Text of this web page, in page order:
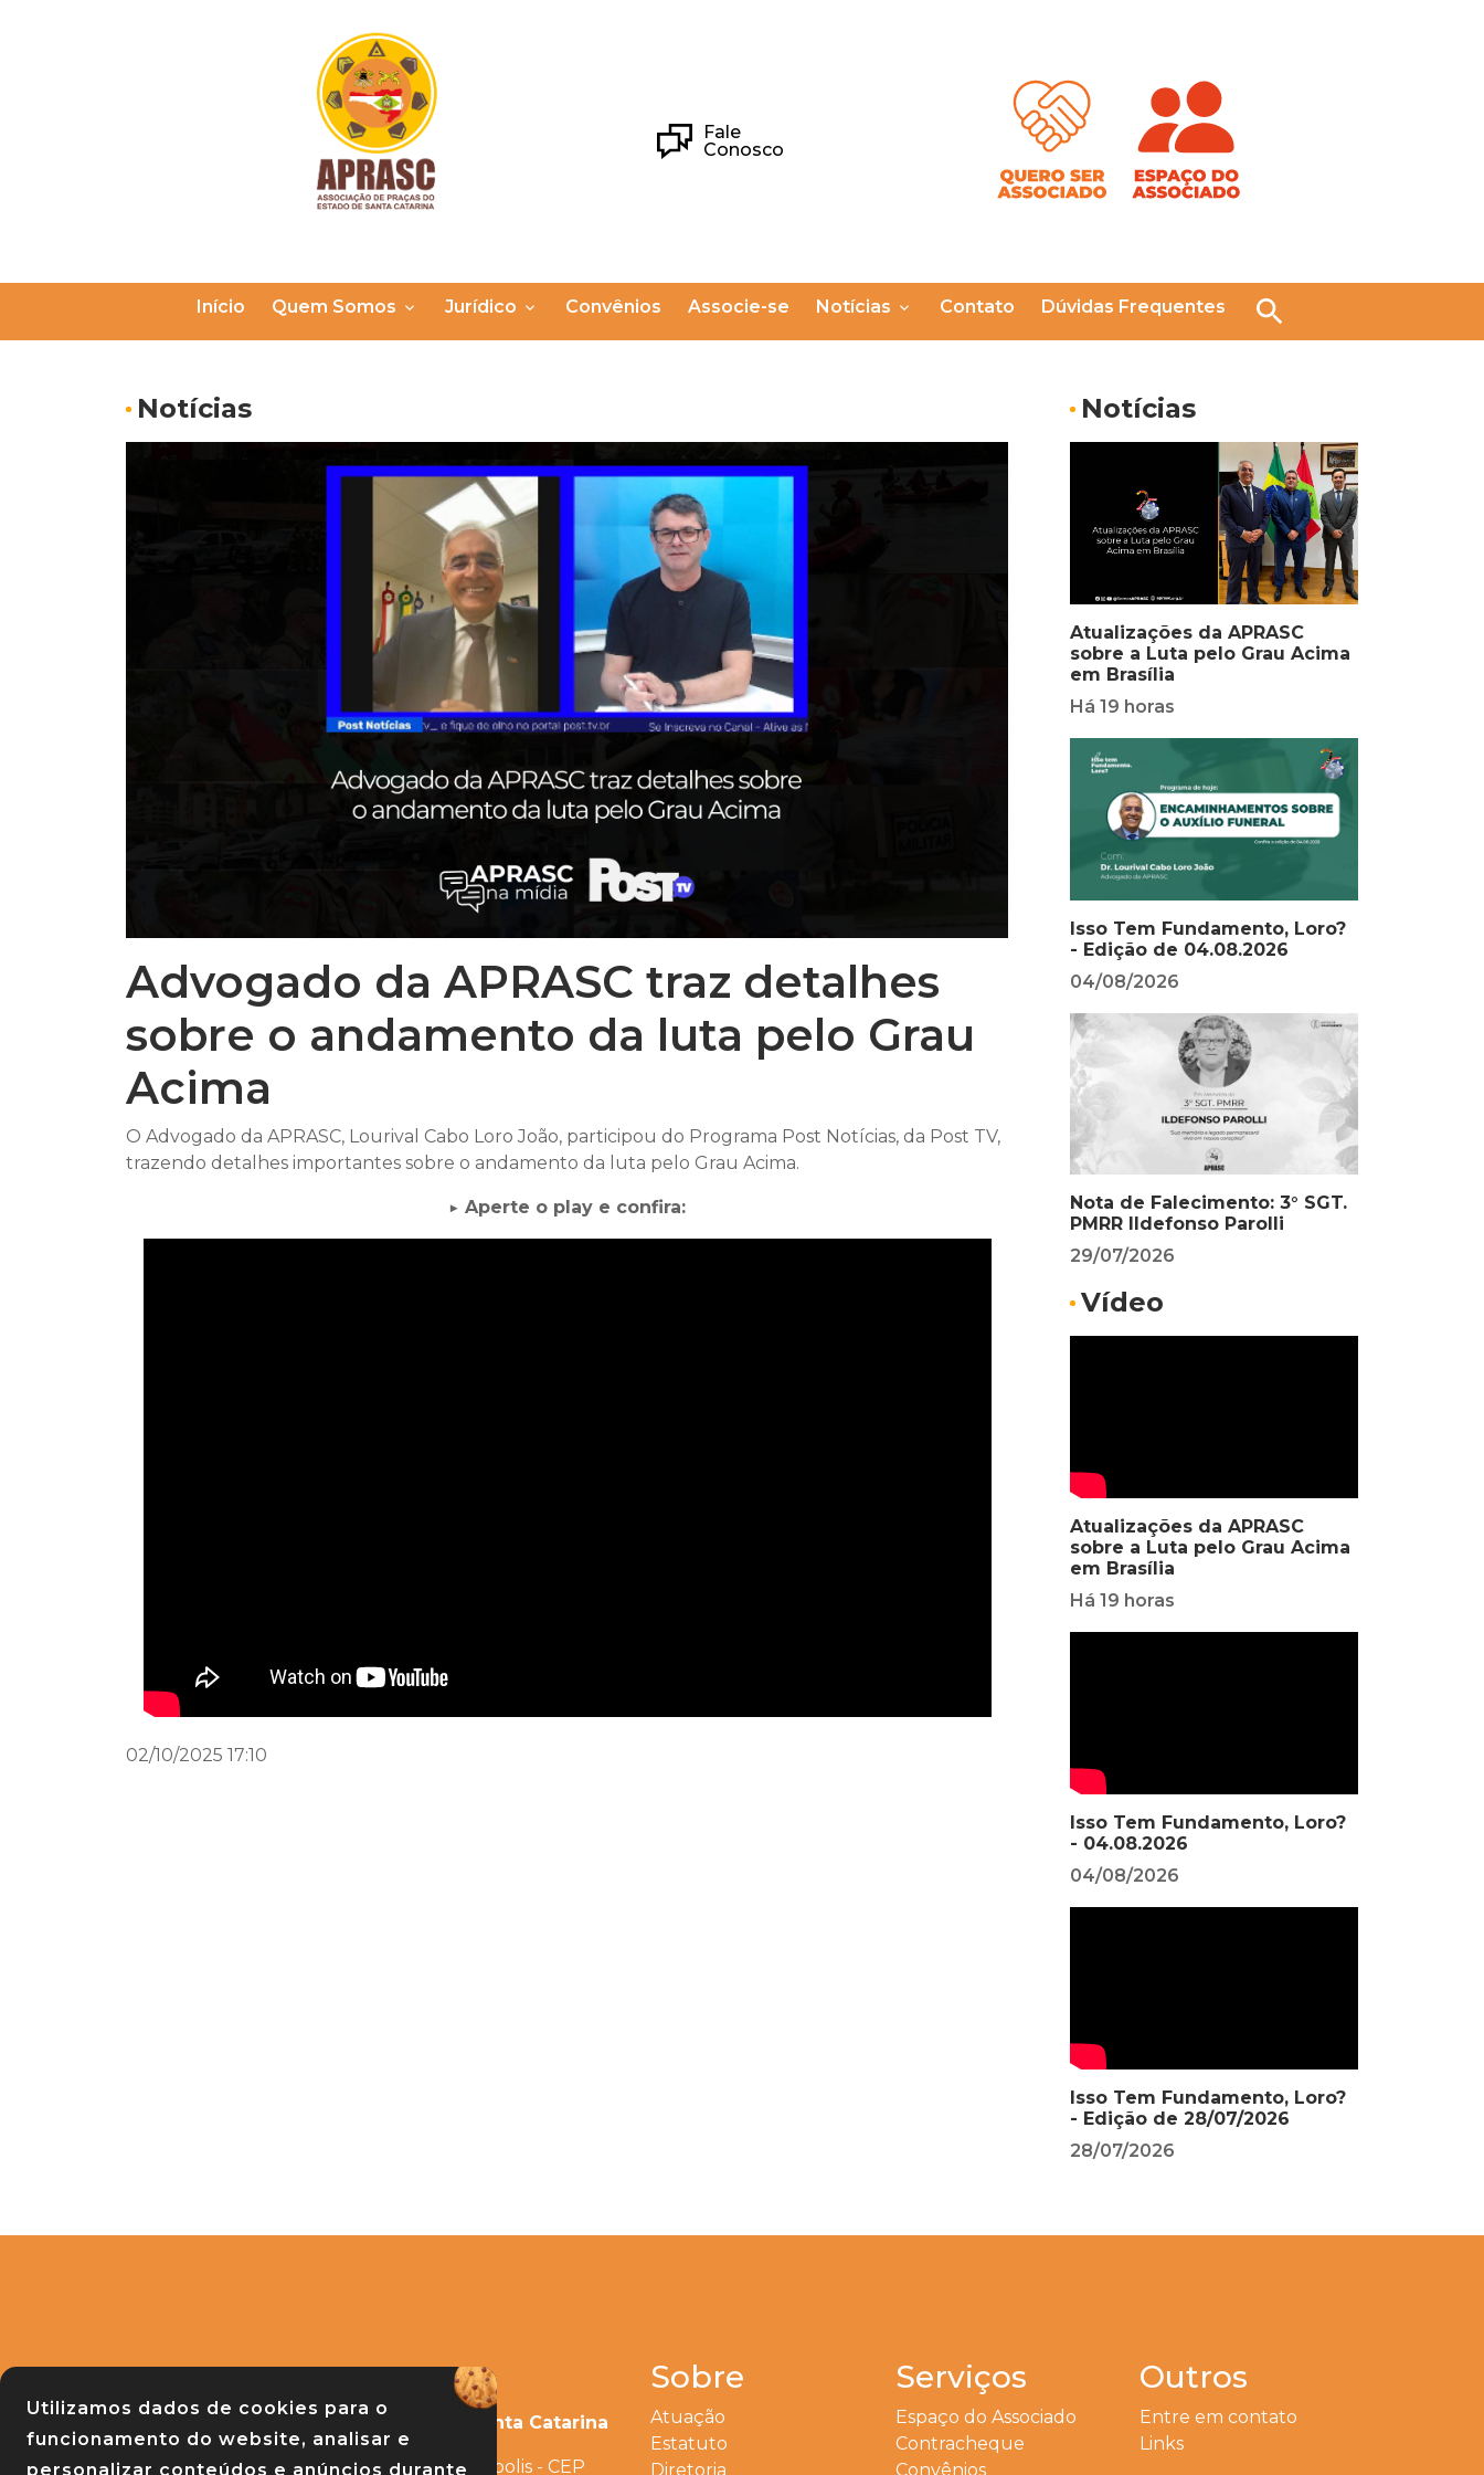
Fale
Conosco
Pesquisar
Início Quem Somos Jurídico Convênios Associe-se Notícias Contato Dúvidas Frequentes
Notícias
Advogado da APRASC traz detalhes
sobre o andamento da luta pelo Grau
Acima
O Advogado da APRASC, Lourival Cabo Loro João, participou do Programa Post Notícias, da Post TV,
trazendo detalhes importantes sobre o andamento da luta pelo Grau Acima.
▶️ Aperte o play e confira:
02/10/2025 17:10
Notícias
Atualizações da APRASC
sobre a Luta pelo Grau Acima
em Brasília
Há 19 horas
Isso Tem Fundamento, Loro?
- Edição de 04.08.2026
04/08/2026
Nota de Falecimento: 3° SGT.
PMRR Ildefonso Parolli
29/07/2026
Vídeo
Atualizações da APRASC
sobre a Luta pelo Grau Acima
em Brasília
Há 19 horas
Isso Tem Fundamento, Loro?
- 04.08.2026
04/08/2026
Isso Tem Fundamento, Loro?
- Edição de 28/07/2026
28/07/2026
Utilizamos dados de cookies para o
funcionamento do website, analisar e
personalizar conteúdos e anúncios durante
APRASC
Associação de Praças do Estado de Santa Catarina
Rua Raul Machado 139 - Centro - Florianópolis - CEP
Sobre
Atuação
Estatuto
Diretoria
Serviços
Espaço do Associado
Contracheque
Convênios
Outros
Entre em contato
Links